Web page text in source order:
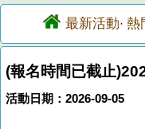
最新活動· 熱
(報名時間已截止
活動日期：2026-09-05